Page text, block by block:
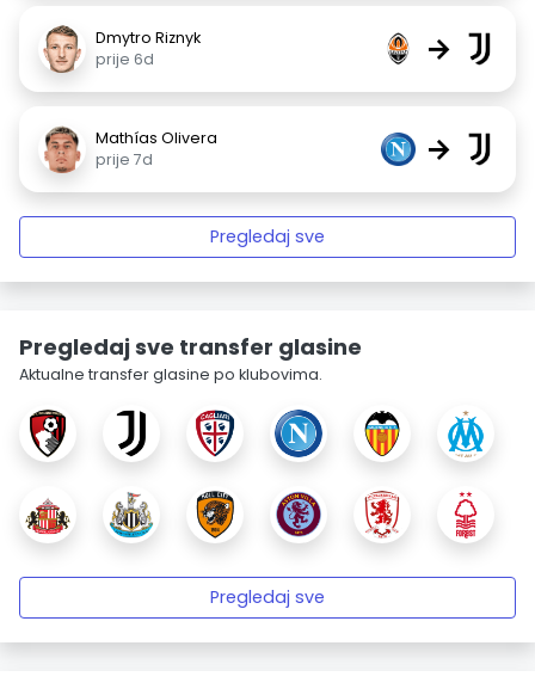
Dmytro Riznyk
prije 6d
→
Mathías Olivera
prije 7d
→
Pregledaj sve
Pregledaj sve transfer glasine
Aktualne transfer glasine po klubovima.
Pregledaj sve